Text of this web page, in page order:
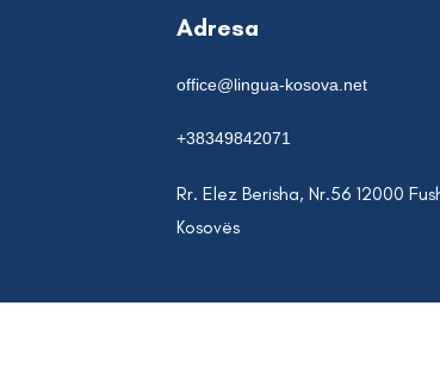
Adresa
office@lingua-kosova.net
+38349842071
Rr. Elez Berisha, Nr.56 12000
Kosovës